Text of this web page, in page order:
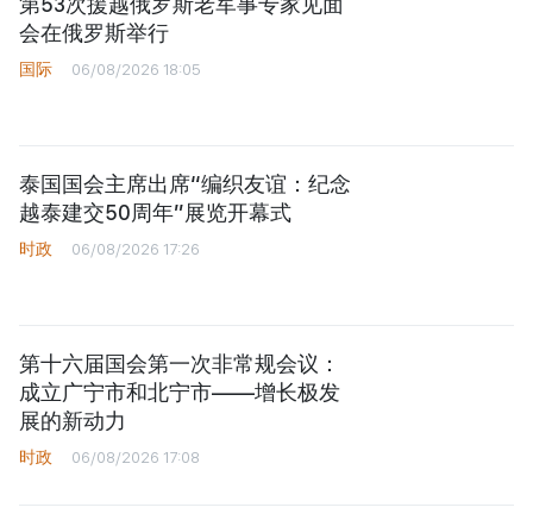
会在俄罗斯举行
国际 06/08/2026 18:05
泰国国会主席出席“编织友谊：纪念
越泰建交50周年”展览开幕式
时政 06/08/2026 17:26
第十六届国会第一次非常规会议：
成立广宁市和北宁市——增长极发
展的新动力
时政 06/08/2026 17:08